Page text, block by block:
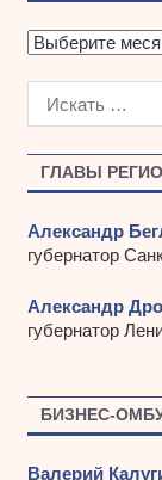
ГЛАВЫ
Александр
губернатор
Александр
губернатор
БИЗНЕС-
Валерий
А
х
ы